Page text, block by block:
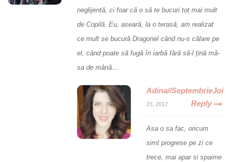
neglijentă, ci foar că o să te bucuri tot mai mult
de Copilă. Eu, aseară, la o terasă, am realizat
ce mult se bucură Dragonel când nu-s călare pe
el, când poate să fugă în iarbă fără să-l țină mă-
sa de mână…
Adina//SeptembrieJoi
23, 2017 Reply
Asa o sa fac, oricum
simt progrese pe zi ce
trece, mai apar si spaime